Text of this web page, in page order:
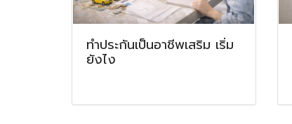
ทำประกันเป็นอาชีพเสริม เริ่ม
ยังไง